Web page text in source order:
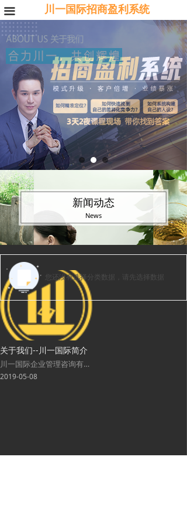
川一国际招商盈利系统
끀
您还没有选择分类数据，请先选择数据
关于我们--川一国际简介
川一国际企业管理咨询有限公司成立于 2017 年，总部设于中国一线城市深圳，集团由互联网+商业教育咨询的领军者李川老师创立。集团以前端赋能为入口，中端咨询为过程，全程陪跑为体系，后端落地为导向。
2019-05-08
新闻动态
News